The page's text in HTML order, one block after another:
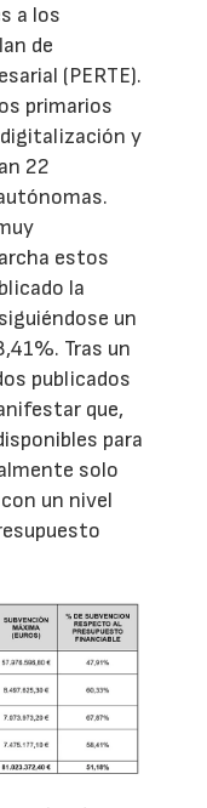
a los
de
(PERTE).
primarios
y
22
estos
la
un
Tras un
publicados
que,
para
solo
un nivel